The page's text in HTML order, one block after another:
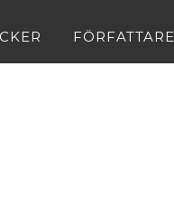
FÖRFATTARE